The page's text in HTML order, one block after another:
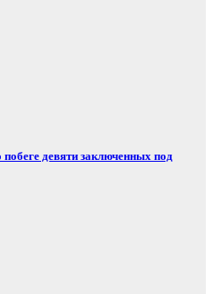
девяти заключенных под